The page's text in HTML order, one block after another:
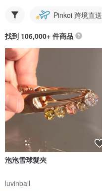
Pinkoi 跨境直送
找到 106,000+ 件商品
泡泡雪球髮夾
luvinball